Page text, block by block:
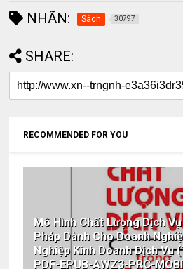
NHÃN: Sách 30797
SHARE:
RECOMMENDED FOR YOU
Mô Hình Chất Lượng Dịch
Pháp Dành Cho Doanh
Nghiệp Kinh Doanh Dịch Vụ
PDF-EPUB-AWZ3-PRC-MOBI